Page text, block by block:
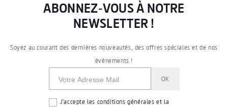
ABONNEZ-VOUS À NOTRE
NEWSLETTER !
Soyez au courant des dernières nouveautés, des offres spéciales et de nos
évènements !
J'accepte les conditions générales et la